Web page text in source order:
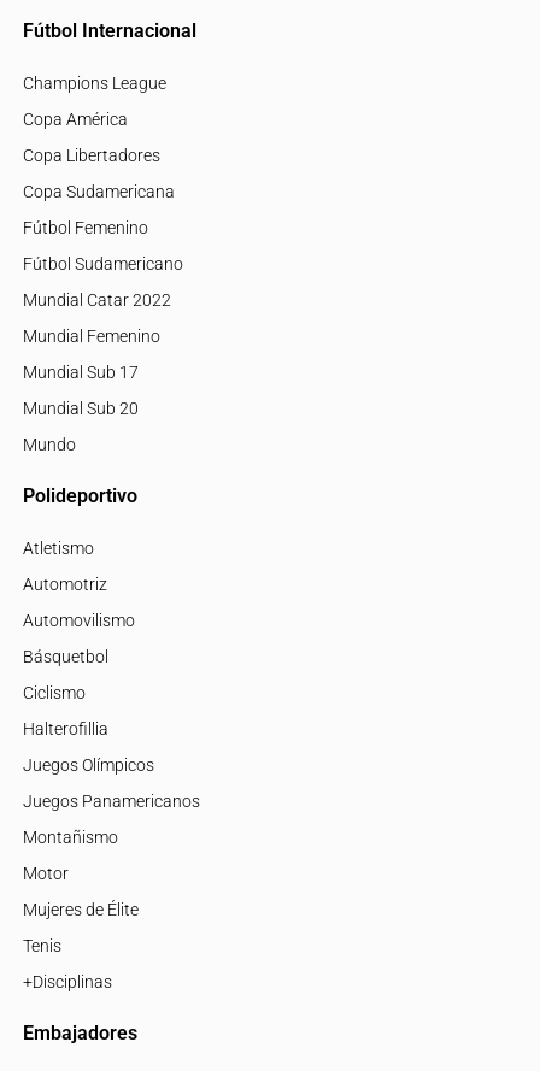
Fútbol Internacional
Champions League
Copa América
Copa Libertadores
Copa Sudamericana
Fútbol Femenino
Fútbol Sudamericano
Mundial Catar 2022
Mundial Femenino
Mundial Sub 17
Mundial Sub 20
Mundo
Polideportivo
Atletismo
Automotriz
Automovilismo
Básquetbol
Ciclismo
Halterofillia
Juegos Olímpicos
Juegos Panamericanos
Montañismo
Motor
Mujeres de Élite
Tenis
+Disciplinas
Embajadores